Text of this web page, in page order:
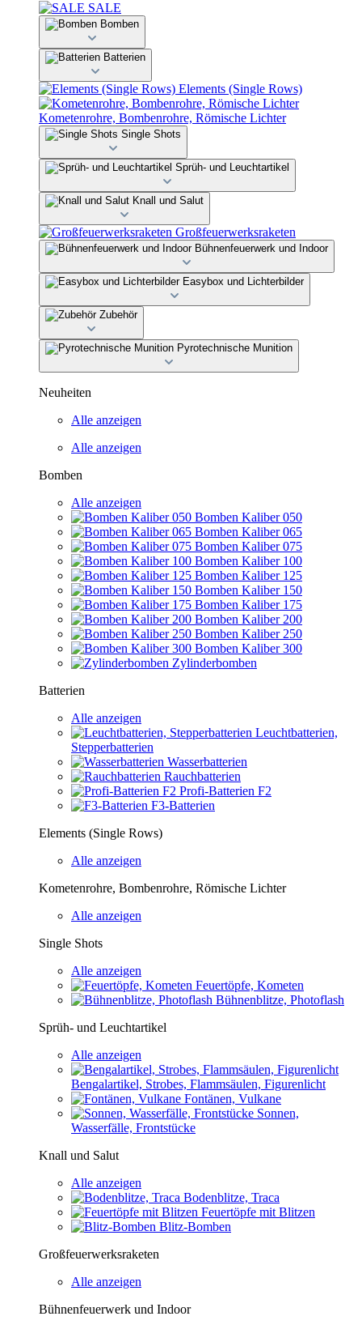
SALE
Bomben
Batterien
Elements (Single Rows)
Kometenrohre, Bombenrohre, Römische Lichter
Single Shots
Sprüh- und Leuchtartikel
Knall und Salut
Großfeuerwerksraketen
Bühnenfeuerwerk und Indoor
Easybox und Lichterbilder
Zubehör
Pyrotechnische Munition
Neuheiten
Alle anzeigen
Alle anzeigen
Bomben
Alle anzeigen
Bomben Kaliber 050
Bomben Kaliber 065
Bomben Kaliber 075
Bomben Kaliber 100
Bomben Kaliber 125
Bomben Kaliber 150
Bomben Kaliber 175
Bomben Kaliber 200
Bomben Kaliber 250
Bomben Kaliber 300
Zylinderbomben
Batterien
Alle anzeigen
Leuchtbatterien,
Stepperbatterien
Wasserbatterien
Rauchbatterien
Profi-Batterien F2
F3-Batterien
Elements (Single Rows)
Alle anzeigen
Kometenrohre, Bombenrohre, Römische Lichter
Alle anzeigen
Single Shots
Alle anzeigen
Feuertöpfe, Kometen
Bühnenblitze, Photoflash
Sprüh- und Leuchtartikel
Alle anzeigen
Bengalartikel, Strobes, Flammsäulen, Figurenlicht
Fontänen, Vulkane
Sonnen,
Wasserfälle, Frontstücke
Knall und Salut
Alle anzeigen
Bodenblitze, Traca
Feuertöpfe mit Blitzen
Blitz-Bomben
Großfeuerwerksraketen
Alle anzeigen
Bühnenfeuerwerk und Indoor